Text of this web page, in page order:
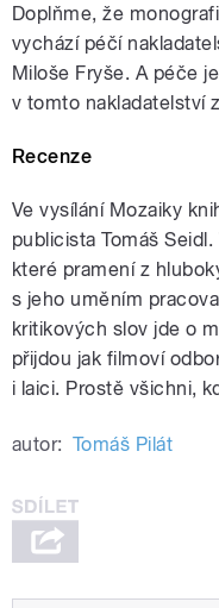
Doplňme, že
vychází péčí
Miloše Fryše. A péče
v tomto nakladatelství
Recenze
Ve vysílání Mozaiky
publicista Tomáš
které pramení z
s jeho uměním
kritikových slov jde o
přijdou jak filmoví
i laici. Prostě všichni,
autor: Tomáš Pilát